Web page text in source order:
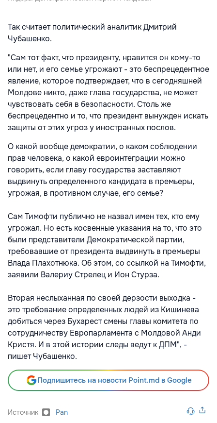
Так считает политический аналитик Дмитрий
Чубашенко.
"Сам тот факт, что президенту, нравится он кому-то
или нет, и его семье угрожают - это беспрецедентное
явление, которое подтверждает, что в сегодняшней
Молдове никто, даже глава государства, не может
чувствовать себя в безопасности. Столь же
беспрецедентно и то, что президент вынужден искать
защиты от этих угроз у иностранных послов.
О какой вообще демократии, о каком соблюдении
прав человека, о какой евроинтеграции можно
говорить, если главу государства заставляют
выдвинуть определенного кандидата в премьеры,
угрожая, в противном случае, его семье?
Сам Тимофти публично не назвал имен тех, кто ему
угрожал. Но есть косвенные указания на то, что это
были представители Демократической партии,
требовавшие от президента выдвинуть в премьеры
Влада Плахотнюка. Об этом, со ссылкой на Тимофти,
заявили Валериу Стрелец и Ион Стурза.
Вторая неслыханная по своей дерзости выходка -
это требование определенных людей из Кишинева
добиться через Бухарест смены главы комитета по
сотрудничеству Европарламента с Молдовой Анди
Кристя. И в этой истории следы ведут к ДПМ", -
пишет Чубашенко.
Подпишитесь на новости Point.md в Google
Источник Pan